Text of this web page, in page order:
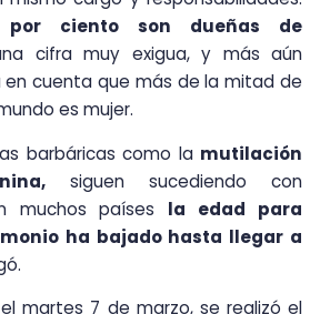
ciento son dueñas de
cifra muy exigua, y más aún
cuenta que más de la mitad de
es mujer.
barbáricas como la mutilación
siguen sucediendo con
muchos países la edad para
ha bajado hasta llegar a
martes 7 de marzo, se realizó el